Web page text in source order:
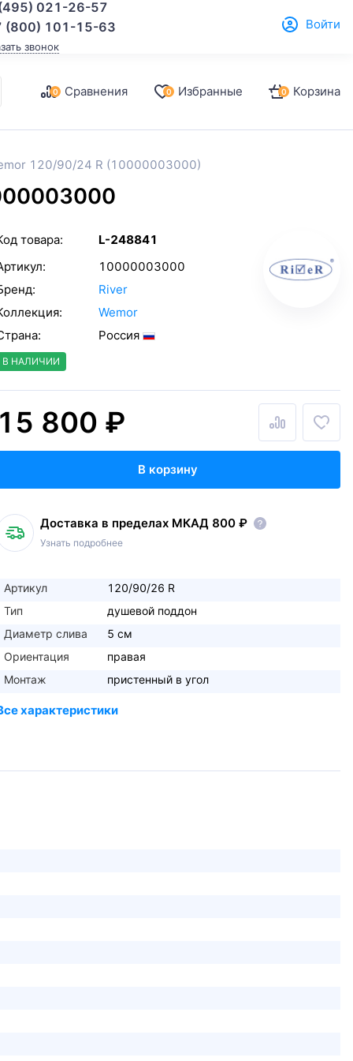
021-26-57
(800) 101-15-63
звонок
Войти
0 Сравнения 0 Избранные 0 Корзина
120/90/24 R (10000003000)
товара:
L-248841
10000003000
River
Wemor
Россия
В НАЛИЧИИ
800 ₽
В корзину
Доставка в пределах МКАД 800 ₽
Узнать подробнее
Артикул
120/90/26 R
Тип
душевой поддон
Диаметр слива
5 см
Ориентация
правая
Монтаж
пристенный в угол